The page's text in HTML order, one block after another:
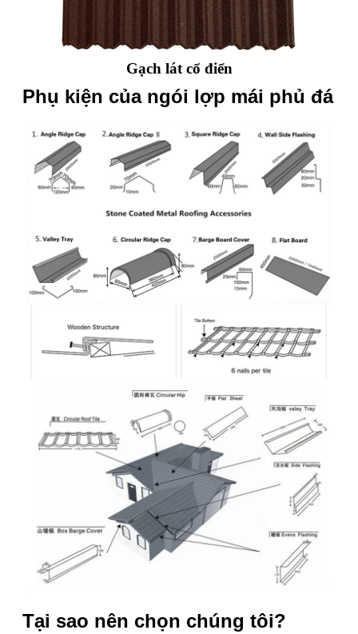
Gạch lát cổ điển
Phụ kiện của ngói lợp mái phủ đá
Tại sao nên chọn chúng tôi?